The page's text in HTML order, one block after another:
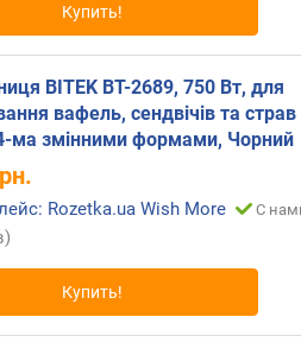
Купить!
BITEK BT-2689, 750 Вт, для
вафель, сендвічів та страв
4-ма змінними формами, Чорний
Rozetka.ua Wish More С
Купить!